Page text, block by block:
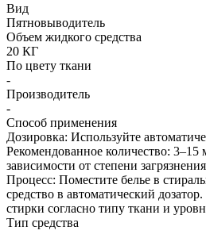
Вид
Пятновыводитель
Объем жидкого средства
20 КГ
По цвету ткани
-
Производитель
-
Способ применения
Дозировка: Используйте
Рекомендованное количество: 3–15
зависимости от степени
Процесс: Поместите белье в
средство в автоматический
стирки согласно типу ткани и
Тип средства